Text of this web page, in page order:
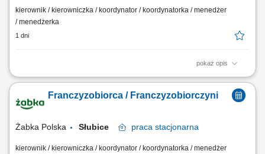
kierownik / kierowniczka / koordynator / koordynatorka / menedżer
/ menedżerka
1 dni
pokaż opis
Główne zadania: Prowadzenie własnej działalności gospodarczej w
obsługi. Monitorowanie stanów magazynowych i zamówień.
Dostosowywanie asortymentu sklepu do potrzeb lokalnego rynku.
Franczyzobiorca / Franczyzobiorczyni
Żabka Polska Słubice praca stacjonarna
kierownik / kierowniczka / koordynator / koordynatorka / menedżer